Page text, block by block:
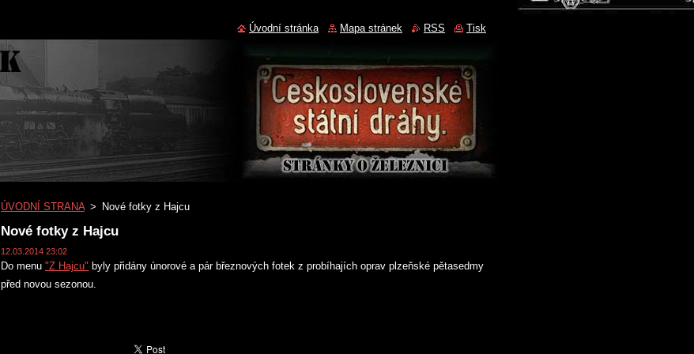
ÚVODNÍ STRANA > Nové fotky z Hajcu
Nové fotky z Hajcu
12.03.2014 23:02
Do menu "Z Hajcu" byly přidány únorové a pár březnových fotek z probíhajích oprav plzeňské pětasedmy
před novou sezonou.
Úvodní stránka Mapa stránek RSS Tisk